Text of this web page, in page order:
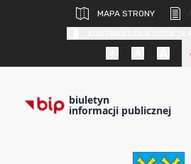
MAPA STRONY
biuletyn
informacji publicznej